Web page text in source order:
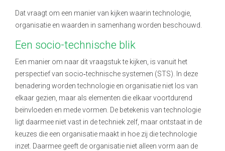
Dat vraagt om een manier van kijken waarin technologie,
organisatie en waarden in samenhang worden beschouwd.
Een socio-technische blik
Een manier om naar dit vraagstuk te kijken, is vanuit het
perspectief van socio‑technische systemen (STS). In deze
benadering worden technologie en organisatie niet los van
elkaar gezien, maar als elementen die elkaar voortdurend
beïnvloeden en mede vormen. De betekenis van technologie
ligt daarmee niet vast in de techniek zelf, maar ontstaat in de
keuzes die een organisatie maakt in hoe zij die technologie
inzet. Daarmee geeft de organisatie niet alleen vorm aan de